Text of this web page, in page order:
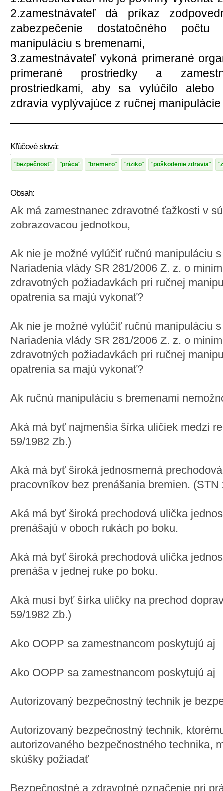
2.zamestnávateľ dá príkaz
zabezpečenie dostatočného
manipuláciu s bremenami,
3.zamestnávateľ vykoná primerané
primerané prostriedky a
prostriedkami, aby sa vylúčilo alebo
zdravia vyplývajúce z ručnej
Kľúčové slová:
bezpečnosť práca bremeno riziko poškodenie zdravia
Obsah:
Ak má zamestnanec zdravotné ťažkosti v
zobrazovacou jednotkou,
Ak nie je možné vylúčiť ručnú manipuláciu
Nariadenia vlády SR 281/2006 Z. z. o
zdravotných požiadavkách pri ručnej
opatrenia sa majú vykonať?
Ak nie je možné vylúčiť ručnú manipuláciu
Nariadenia vlády SR 281/2006 Z. z. o
zdravotných požiadavkách pri ručnej
opatrenia sa majú vykonať?
Ak ručnú manipuláciu s bremenami
Aká má byť najmenšia šírka uličiek medzi
59/1982 Zb.)
Aká má byť široká jednosmerná
pracovníkov bez prenášania bremien. (STN
Aká má byť široká prechodová ulička
prenášajú v oboch rukách po boku.
Aká má byť široká prechodová ulička
prenáša v jednej ruke po boku.
Aká musí byť šírka uličky na prechod
59/1982 Zb.)
Ako OOPP sa zamestnancom poskytujú aj
Ako OOPP sa zamestnancom poskytujú aj
Autorizovaný bezpečnostný technik je
Autorizovaný bezpečnostný technik,
autorizovaného bezpečnostného technika,
skúšky požiadať
Bezpečnostné a zdravotné označenie pri